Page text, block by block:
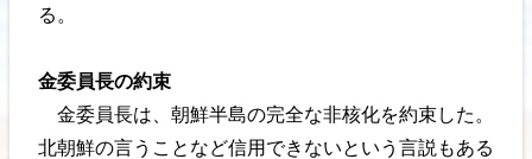
る。
金委員長の約束
金委員長は、朝鮮半島の完全な非核化を約束した。
北朝鮮の言うことなど信用できないという言説もある